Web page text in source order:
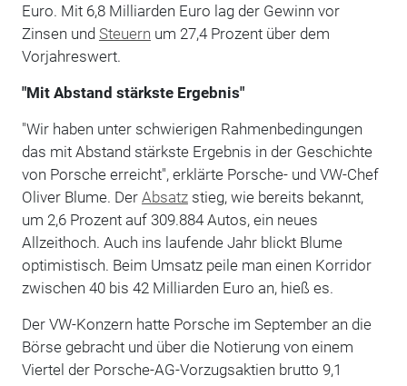
Euro. Mit 6,8 Milliarden Euro lag der Gewinn vor
Zinsen und Steuern um 27,4 Prozent über dem
Vorjahreswert.
"Mit Abstand stärkste Ergebnis"
"Wir haben unter schwierigen Rahmenbedingungen
das mit Abstand stärkste Ergebnis in der Geschichte
von Porsche erreicht", erklärte Porsche- und VW-Chef
Oliver Blume. Der Absatzstieg, wie bereits bekannt,
um 2,6 Prozent auf 309.884 Autos, ein neues
Allzeithoch. Auch ins laufende Jahr blickt Blume
optimistisch. Beim Umsatz peile man einen Korridor
zwischen 40 bis 42 Milliarden Euro an, hieß es.
Der VW-Konzern hatte Porsche im September an die
Börse gebracht und über die Notierung von einem
Viertel der Porsche-AG-Vorzugsaktien brutto 9,1